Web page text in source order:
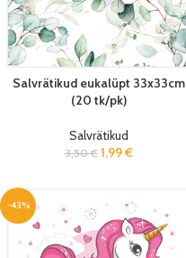
Salvrätikud eukalüpt 33x33cm
(20 tk/pk)
Salvrätikud
3,50€ 1,99€
-43%